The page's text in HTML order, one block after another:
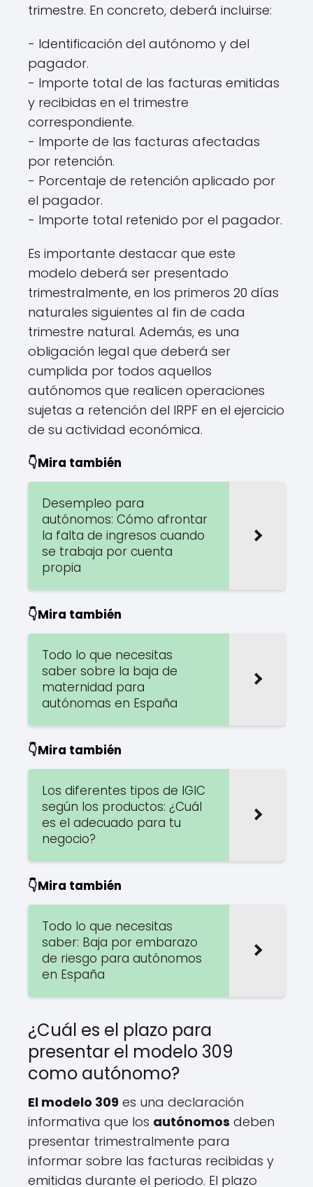
trimestre. En concreto, deberá incluirse:
- Identificación del autónomo y del
pagador.
- Importe total de las facturas emitidas
y recibidas en el trimestre
correspondiente.
- Importe de las facturas afectadas
por retención.
- Porcentaje de retención aplicado por
el pagador.
- Importe total retenido por el pagador.
Es importante destacar que este
modelo deberá ser presentado
trimestralmente, en los primeros 20 días
naturales siguientes al fin de cada
trimestre natural. Además, es una
obligación legal que deberá ser
cumplida por todos aquellos
autónomos que realicen operaciones
sujetas a retención del IRPF en el ejercicio
de su actividad económica.
👇Mira también
Desempleo para
autónomos: Cómo afrontar
la falta de ingresos cuando
se trabaja por cuenta
propia
👇Mira también
Todo lo que necesitas
saber sobre la baja de
maternidad para
autónomas en España
👇Mira también
Los diferentes tipos de IGIC
según los productos: ¿Cuál
es el adecuado para tu
negocio?
👇Mira también
Todo lo que necesitas
saber: Baja por embarazo
de riesgo para autónomos
en España
¿Cuál es el plazo para
presentar el modelo 309
como autónomo?
El modelo 309 es una declaración
informativa que los autónomos deben
presentar trimestralmente para
informar sobre las facturas recibidas y
emitidas durante el periodo. El plazo